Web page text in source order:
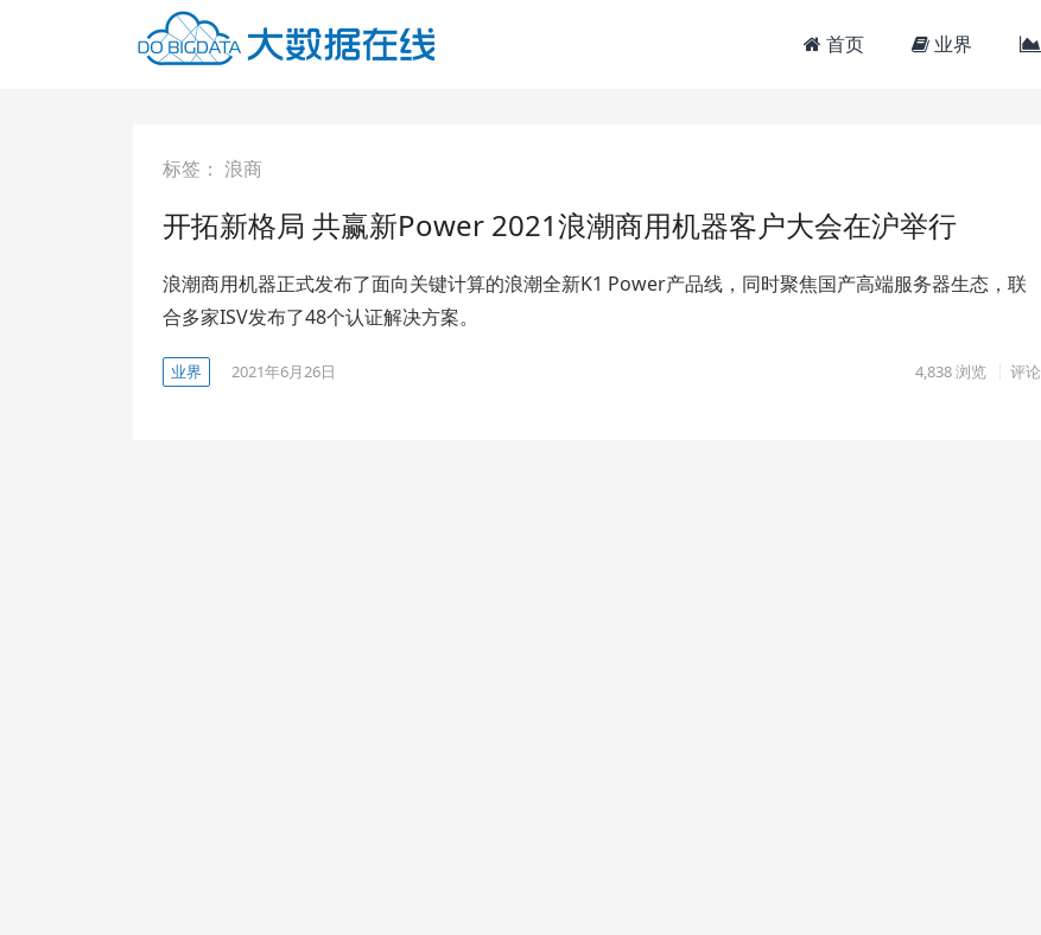
首页 业界
标签： 浪商
开拓新格局 共赢新Power 2021浪潮商用机器客户大会在沪举行
浪潮商用机器正式发布了面向关键计算的浪潮全新K1 Power产品线，同时聚焦国产高端服务器生态，联
合多家ISV发布了48个认证解决方案。
业界 2021年6月26日 4,838浏览 评论